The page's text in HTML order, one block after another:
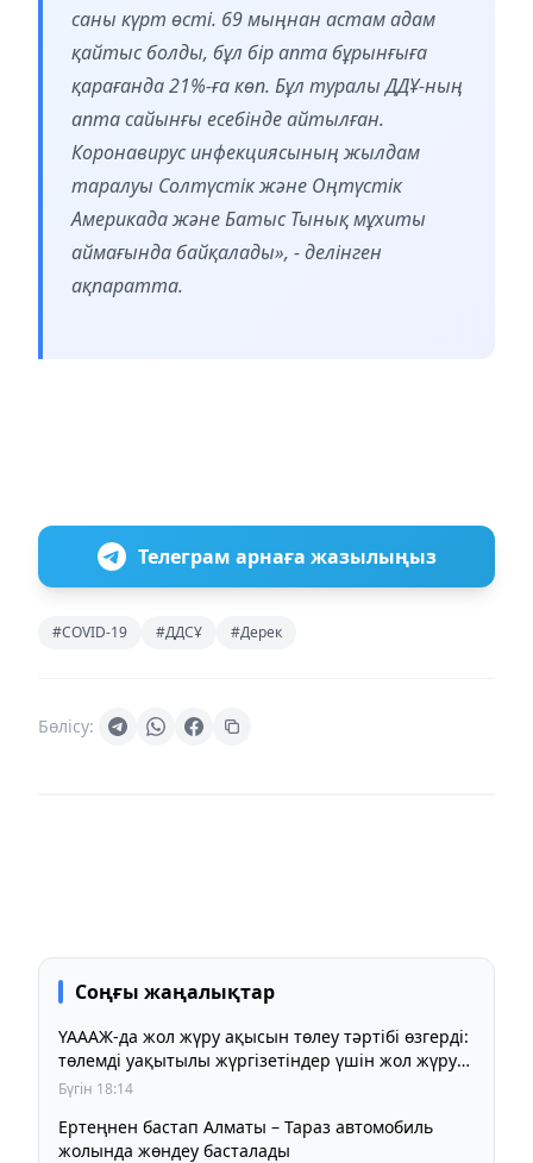
саны күрт өсті. 69 мыңнан астам адам
қайтыс болды, бұл бір апта бұрынғыға
қарағанда 21%-ға көп. Бұл туралы ДДҰ-ның
апта сайынғы есебінде айтылған.
Коронавирус инфекциясының жылдам
таралуы Солтүстік және Оңтүстік
Америкада және Батыс Тынық мұхиты
аймағында байқалады», - делінген
ақпаратта.
Телеграм арнаға жазылыңыз
#COVID-19 #ДДСҰ #Дерек
Бөлісу:
Соңғы жаңалықтар
ҮАААЖ-да жол жүру ақысын төлеу тәртібі өзгерді:
төлемді уақытылы жүргізетіндер үшін жол жүру
құны бұрынғы деңгейде сақталады
Бүгін 18:14
Ертеңнен бастап Алматы – Тараз автомобиль
жолында жөндеу басталады